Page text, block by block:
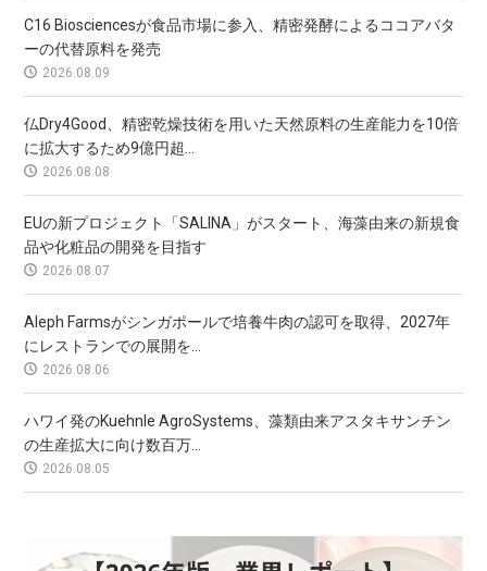
C16 Biosciencesが食品市場に参入、精密発酵によるココアバタ
ーの代替原料を発売
2026.08.09
仏Dry4Good、精密乾燥技術を用いた天然原料の生産能力を10倍
に拡大するため9億円超...
2026.08.08
EUの新プロジェクト「SALINA」がスタート、海藻由来の新規食
品や化粧品の開発を目指す
2026.08.07
Aleph Farmsがシンガポールで培養牛肉の認可を取得、2027年
にレストランでの展開を...
2026.08.06
ハワイ発のKuehnle AgroSystems、藻類由来アスタキサンチン
の生産拡大に向け数百万...
2026.08.05